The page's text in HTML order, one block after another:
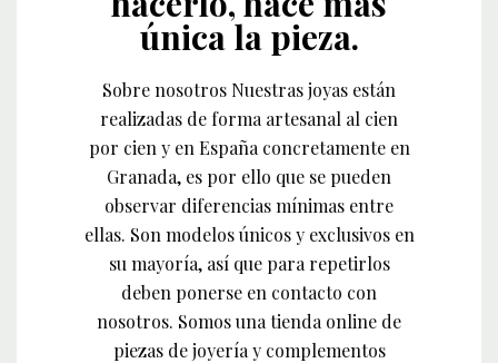
única la pieza.
Sobre nosotros Nuestras joyas están
realizadas de forma artesanal al cien
por cien y en España concretamente en
Granada, es por ello que se pueden
observar diferencias mínimas entre
ellas. Son modelos únicos y exclusivos en
su mayoría, así que para repetirlos
deben ponerse en contacto con
nosotros. Somos una tienda online de
piezas de joyería y complementos